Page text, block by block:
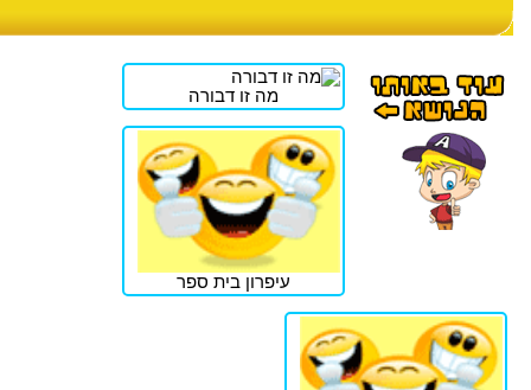
מה זו דבורה
עיפרון בית ספר